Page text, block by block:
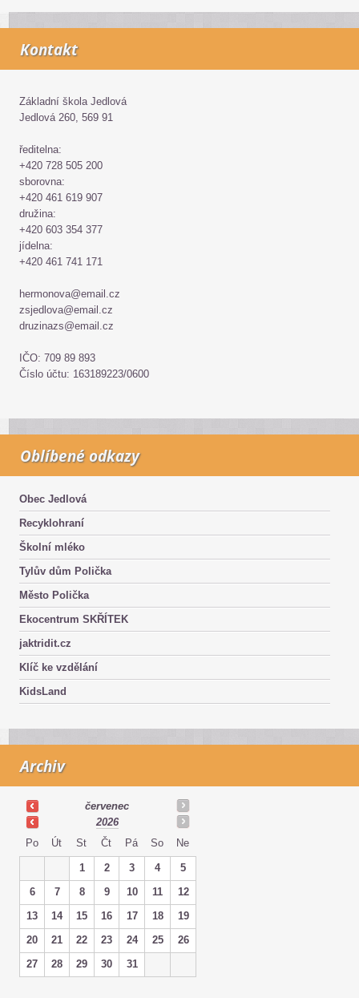
Kontakt
Základní škola Jedlová
Jedlová 260, 569 91
ředitelna:
+420 728 505 200
sborovna:
+420 461 619 907
družina:
+420 603 354 377
jídelna:
+420 461 741 171
hermonova@email.cz
zsjedlova@email.cz
druzinazs@email.cz
IČO: 709 89 893
Číslo účtu: 163189223/0600
Oblíbené odkazy
Obec Jedlová
Recyklohraní
Školní mléko
Tylův dům Polička
Město Polička
Ekocentrum SKŘÍTEK
jaktridit.cz
Klíč ke vzdělání
KidsLand
Archiv
červenec
2026
Po
Út St Čt Pá So Ne
1 2 3 4
5
6
7 8 9 10 11
12
13
14 15 16 17 18
19
20
21 22 23 24 25
26
27
28 29 30 31